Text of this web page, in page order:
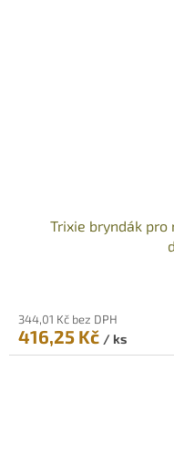
Trixie bryndák pro
344,01 Kč bez DPH
416,25 Kč / ks